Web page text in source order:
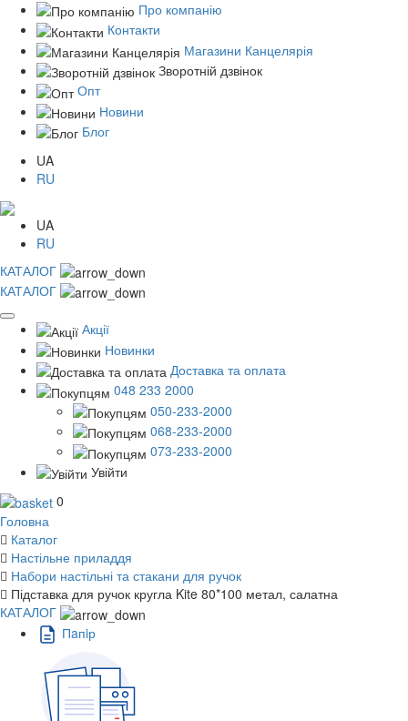
Про компанію
Контакти
Магазини Канцелярія
Зворотній дзвінок
Опт
Новини
Блог
UA
RU
UA
RU
КАТАЛОГ
КАТАЛОГ
Акції
Новинки
Доставка та оплата
048 233 2000
050-233-2000
068-233-2000
073-233-2000
Увійти
0
Головна
Каталог
Настільне приладдя
Набори настільні та стакани для ручок
Підставка для ручок кругла Kite 80*100 метал, салатна
КАТАЛОГ
Пaпiр